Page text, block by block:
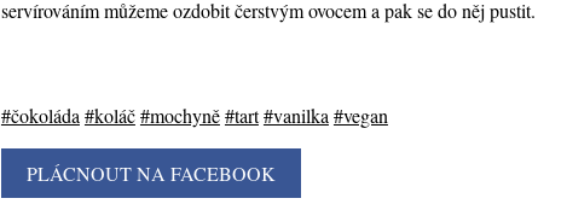
servírováním můžeme ozdobit čerstvým ovocem a pak se do něj pustit.
#čokoláda #koláč#mochyně#tart#vanilka #vegan